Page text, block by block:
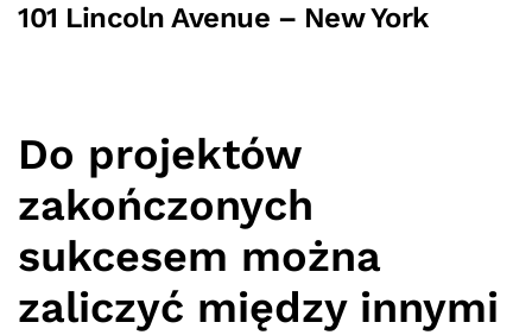
101 Lincoln Avenue – New York
Do projektów
zakończonych
sukcesem można
zaliczyć między innymi